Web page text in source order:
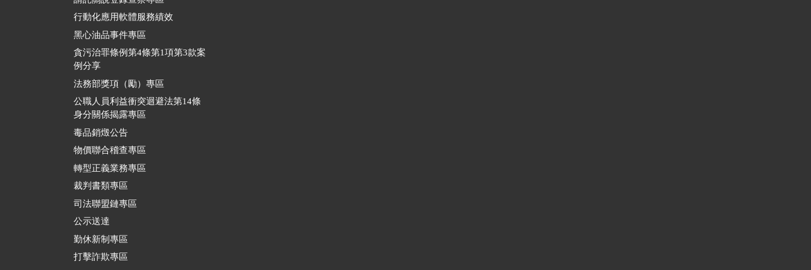
行動化應用軟體服務績效
黑心油品事件專區
貪污治罪條例第4條第1項第3款案
例分享
法務部獎項（勵）專區
公職人員利益衝突迴避法第14條
身分關係揭露專區
毒品銷燬公告
物價聯合稽查專區
轉型正義業務專區
裁判書類專區
司法聯盟鏈專區
公示送達
勤休新制專區
打擊詐欺專區